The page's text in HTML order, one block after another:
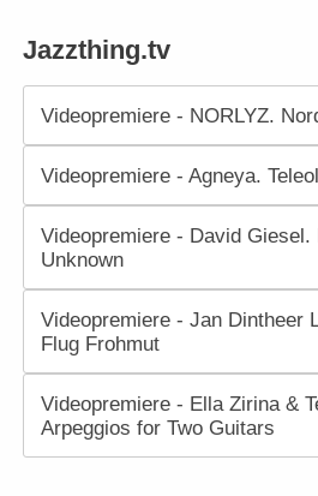
Jazzthing.tv
Videopremiere - NORLYZ.
Videopremiere - Agneya.
Videopremiere - David Giesel.
Unknown
Videopremiere - Jan Dintheer
Flug Frohmut
Videopremiere - Ella Zirina &
Arpeggios for Two Guitars